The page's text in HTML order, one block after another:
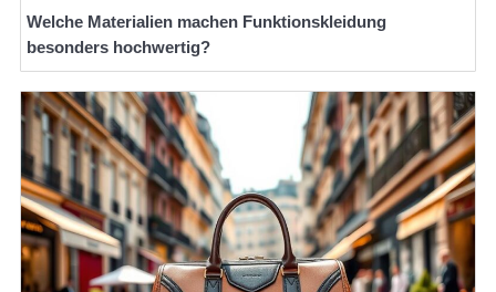
Welche Materialien machen Funktionskleidung
besonders hochwertig?